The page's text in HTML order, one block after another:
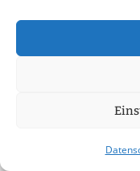
im
Experten
Problemen,
Durch die enge
Gewerbe,